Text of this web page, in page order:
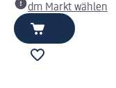
dm Markt wählen